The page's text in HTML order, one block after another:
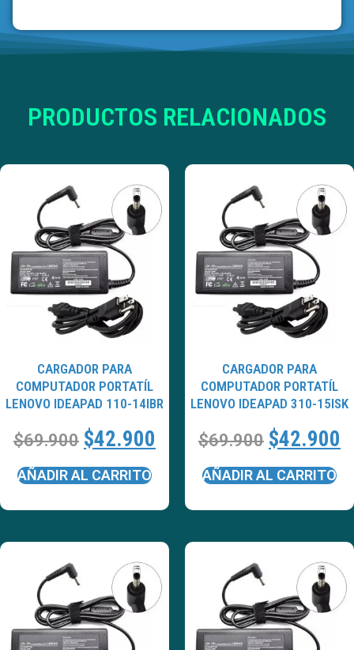
PRODUCTOS RELACIONADOS
CARGADOR PARA
COMPUTADOR PORTATÍL
LENOVO IDEAPAD 110-14IBR
$69.900 $42.900
AÑADIR AL CARRITO
CARGADOR PARA
COMPUTADOR PORTATÍL
LENOVO IDEAPAD 310-15ISK
$69.900 $42.900
AÑADIR AL CARRITO